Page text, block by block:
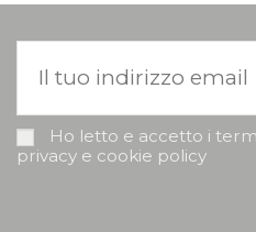
Ho letto e accetto i
privacy e cookie policy